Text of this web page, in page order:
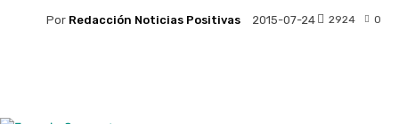
Por Redacción Noticias Positivas 2015-07-24 0
2924